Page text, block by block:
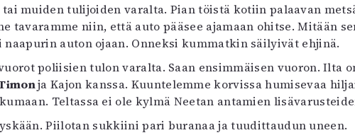
muiden tulijoiden varalta. Pian töistä kotiin palaavan
niin, että auto pääsee ajamaan ohitse. Mitään
naapurin auton ojaan. Onneksi kummatkin säilyivät ehjinä.
poliisien tulon varalta. Saan ensimmäisen vuoron. Ilta
ja Kajon kanssa. Kuuntelemme korvissa humisevaa
Teltassa ei ole kylmä Neetan antamien
Piilotan sukkiini pari buranaa ja tuudittaudun uneen.